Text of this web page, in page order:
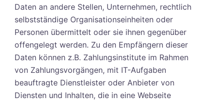
Daten an andere Stellen, Unternehmen, rechtlich
selbstständige Organisationseinheiten oder
Personen übermittelt oder sie ihnen gegenüber
offengelegt werden. Zu den Empfängern dieser
Daten können z.B. Zahlungsinstitute im Rahmen
von Zahlungsvorgängen, mit IT-Aufgaben
beauftragte Dienstleister oder Anbieter von
Diensten und Inhalten, die in eine Webseite